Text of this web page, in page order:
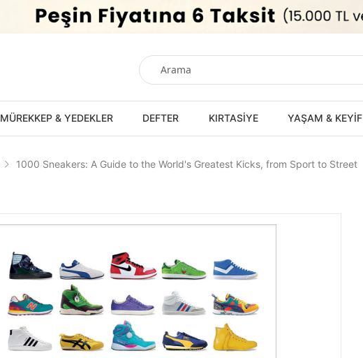
MÜREKKEP & YEDEKLER DEFTER KIRTASİYE YAŞAM & KEYİF
1000 Sneakers: A Guide to the World's Greatest Kicks, from Sport to Street